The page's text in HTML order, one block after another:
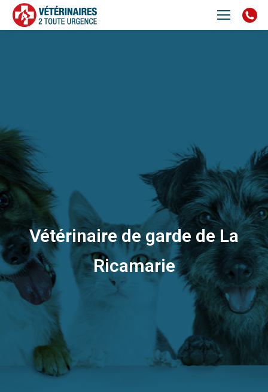
Vétérinaire de garde de La
Ricamarie